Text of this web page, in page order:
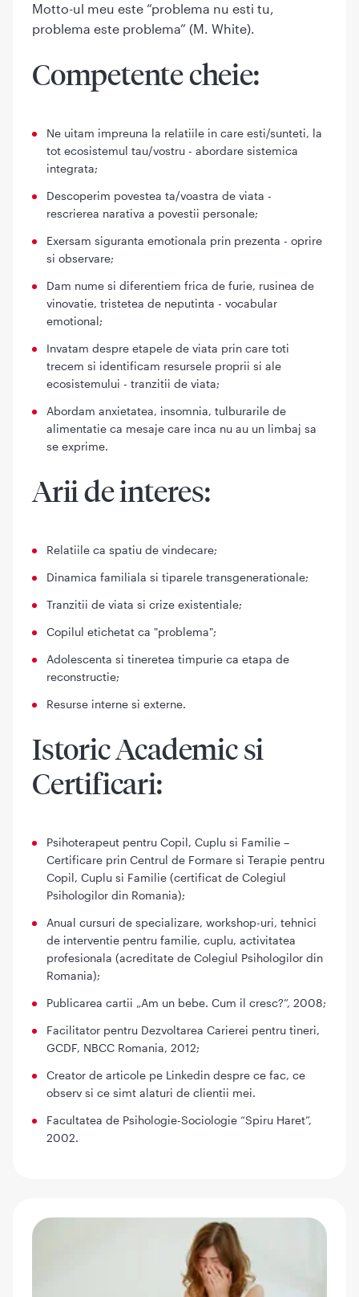
Motto-ul meu este “problema nu esti tu,
problema este problema” (M. White).
Competente cheie:
Ne uitam impreuna la relatiile in care esti/sunteti, la
tot ecosistemul tau/vostru - abordare sistemica
integrata;
Descoperim povestea ta/voastra de viata -
rescrierea narativa a povestii personale;
Exersam siguranta emotionala prin prezenta - oprire
si observare;
Dam nume si diferentiem frica de furie, rusinea de
vinovatie, tristetea de neputinta - vocabular
emotional;
Invatam despre etapele de viata prin care toti
trecem si identificam resursele proprii si ale
ecosistemului - tranzitii de viata;
Abordam anxietatea, insomnia, tulburarile de
alimentatie ca mesaje care inca nu au un limbaj sa
se exprime.
Arii de interes:
Relatiile ca spatiu de vindecare;
Dinamica familiala si tiparele transgenerationale;
Tranzitii de viata si crize existentiale;
Copilul etichetat ca "problema";
Adolescenta si tineretea timpurie ca etapa de
reconstructie;
Resurse interne si externe.
Istoric Academic si
Certificari:
Psihoterapeut pentru Copil, Cuplu si Familie –
Certificare prin Centrul de Formare si Terapie pentru
Copil, Cuplu si Familie (certificat de Colegiul
Psihologilor din Romania);
Anual cursuri de specializare, workshop-uri, tehnici
de interventie pentru familie, cuplu, activitatea
profesionala (acreditate de Colegiul Psihologilor din
Romania);
Publicarea cartii „Am un bebe. Cum il cresc?”, 2008;
Facilitator pentru Dezvoltarea Carierei pentru tineri,
GCDF, NBCC Romania, 2012;
Creator de articole pe Linkedin despre ce fac, ce
observ si ce simt alaturi de clientii mei.
Facultatea de Psihologie-Sociologie “Spiru Haret”,
2002.